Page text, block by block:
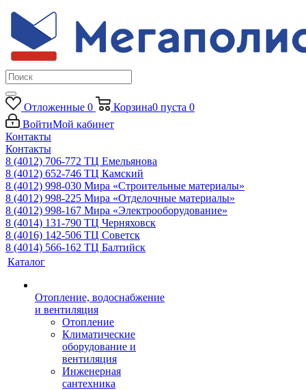
Отложенные 0 Корзина0 пуста 0
ВойтиМой кабинет
Контакты
Контакты
8 (4012) 706-772 ТЦ Емельянова
8 (4012) 652-746 ТЦ Камский
8 (4012) 998-030 Мира «Строительные материалы»
8 (4012) 998-225 Мира «Отделочные материалы»
8 (4012) 998-167 Мира «Электрооборудование»
8 (4014) 131-790 ТЦ Черняховск
8 (4016) 142-506 ТЦ Советск
8 (4014) 566-162 ТЦ Балтийск
Каталог
Отопление, водоснабжение
и вентиляция
Отопление
Климатические
оборудование и
вентиляция
Инженерная
сантехника